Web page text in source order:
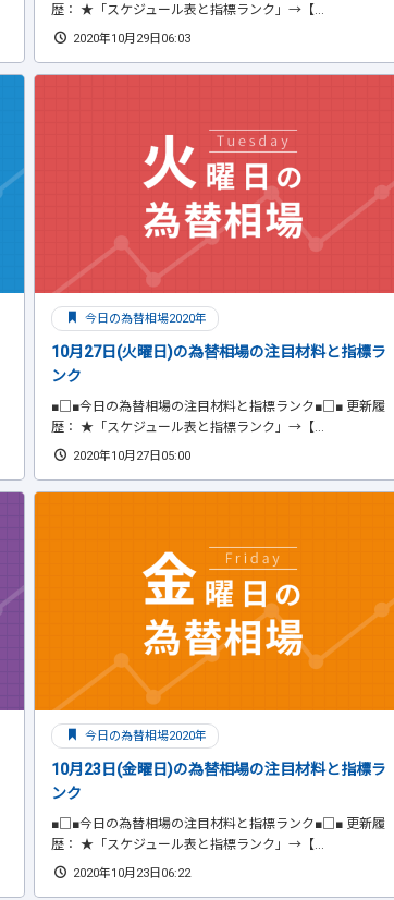
歴： ★「スケジュール表と指標ランク」→【...
2020年10月29日06:03
今日の為替相場2020年
10月27日(火曜日)の為替相場の注目材料と指標ラ
ンク
■□■今日の為替相場の注目材料と指標ランク■□■ 更新履
歴： ★「スケジュール表と指標ランク」→【...
2020年10月27日05:00
今日の為替相場2020年
10月23日(金曜日)の為替相場の注目材料と指標ラ
ンク
■□■今日の為替相場の注目材料と指標ランク■□■ 更新履
歴： ★「スケジュール表と指標ランク」→【...
2020年10月23日06:22